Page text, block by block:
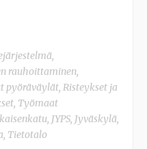
,
rauhoittaminen,
pyöräväylät, Risteykset ja
, Työmaat
, JYPS, Jyväskylä,
, Tietotalo